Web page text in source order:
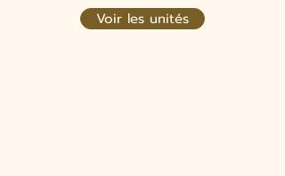
Voir les unités